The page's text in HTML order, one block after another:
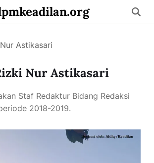
Astikasari
Nur Astikasari
Staf Redaktur Bidang Redaksi
2018-2019.